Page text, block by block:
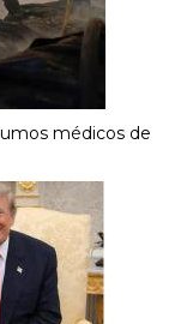
médicos de